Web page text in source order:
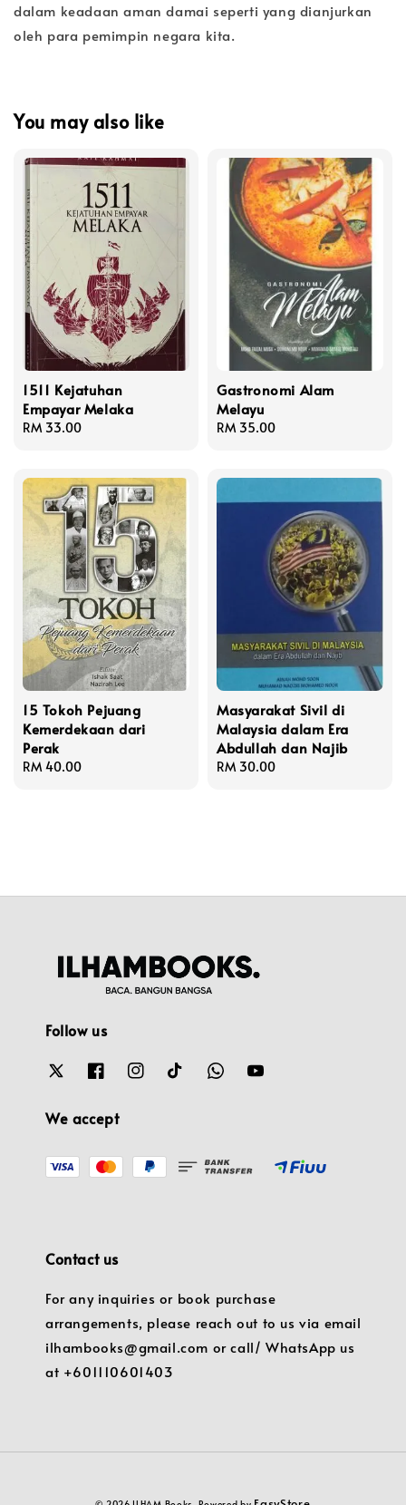
dalam keadaan aman damai seperti yang dianjurkan
oleh para pemimpin negara kita.
You may also like
1511 Kejatuhan
Empayar Melaka
Regular
RM 33.00
Gastronomi Alam
Melayu
Regular
RM 35.00
15 Tokoh Pejuang
Kemerdekaan dari
Perak
Regular
RM 40.00
Masyarakat Sivil di
Malaysia dalam Era
Abdullah dan Najib
Regular
RM 30.00
Follow us
We accept
Contact us
For any inquiries or book purchase
arrangements, please reach out to us via email
ilhambooks@gmail.com or call/ WhatsApp us
at +601110601403